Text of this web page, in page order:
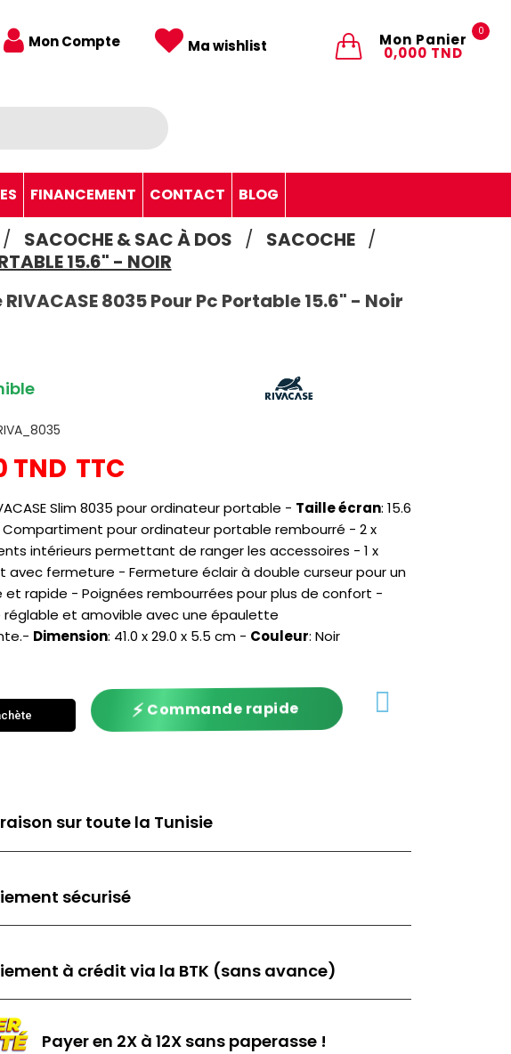
0
Mon Panier
0,000 TND
Mon Compte Ma wishlist
FINANCEMENT CONTACT BLOG
SACOCHE & SAC À DOS
SACOCHE
15.6" - NOIR
8035 Pour Pc Portable 15.6" - Noir
TND TTC
Slim 8035 pour ordinateur portable - Taille écran: 15.6
Compartiment pour ordinateur portable rembourré - 2 x
intérieurs permettant de ranger les accessoires - 1 x
avec fermeture - Fermeture éclair à double curseur pour un
et rapide - Poignées rembourrées pour plus de confort -
réglable et amovible avec une épaulette
Dimension: 41.0 x 29.0 x 5.5 cm - Couleur: Noir
⚡Commande rapide
sur toute la Tunisie
sécurisé
à crédit via la BTK (sans avance)
Payer en 2X à 12X sans paperasse !